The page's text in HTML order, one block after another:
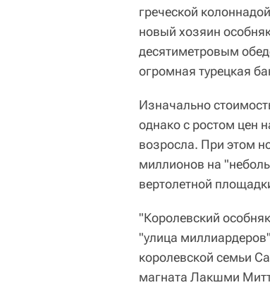
греческой
новый хозяин
десятиметровым
огромная турецкая
Изначально
однако с ростом цен
возросла. При этом
миллионов на
вертолетной
"Королевский
"улица
королевской семьи
магната Лакшми